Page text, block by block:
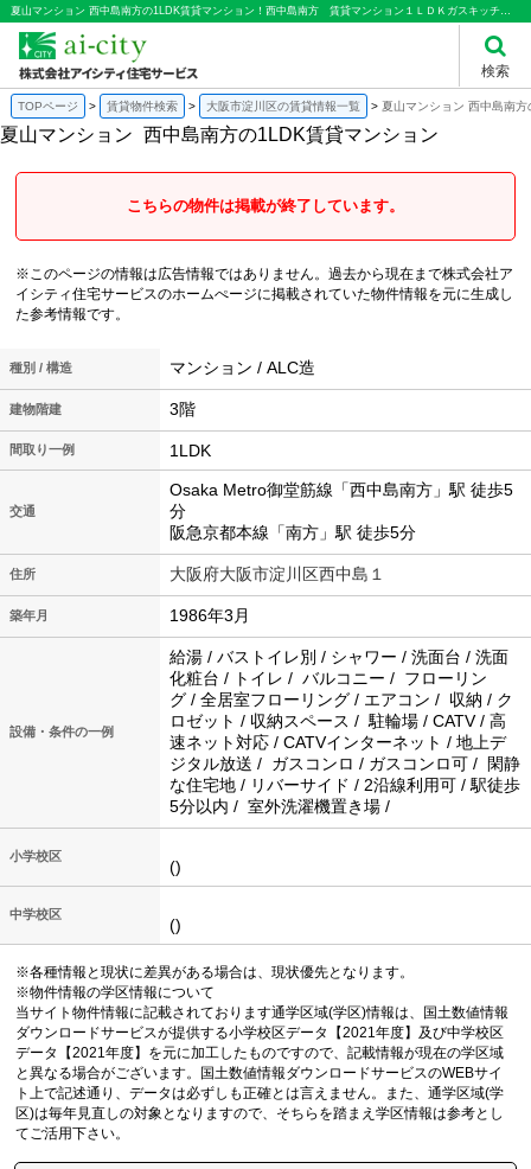
検索
夏山マンション 西中島南方の1LDK賃貸マンション！西中島南方 賃貸マンション１ＬＤＫガスキッチン 独立洗面台エアコン完備１階オーナー宅｜株式会社アイシティ住宅サービス
TOPページ 賃貸物件検索 大阪市淀川区の賃貸情報一覧 夏山マンション 西中島南
夏山マンション 西中島南方の1LDK賃貸マンション
こちらの物件は掲載が終了しています。
※このページの情報は広告情報ではありません。過去から現在まで株式会社ア
イシティ住宅サービスのホームぺージに掲載されていた物件情報を元に生成し
た参考情報です。
種別 / 構造 マンション / ALC造
建物階建 3階
間取り一例 1LDK
交通
Osaka Metro御堂筋線「西中島南方」駅 徒歩5
分
阪急京都本線「南方」駅 徒歩5分
住所 大阪府大阪市淀川区西中島１
築年月 1986年3月
設備・条件の一例
給湯 / バストイレ別 / シャワー / 洗面台 / 洗面
化粧台 / トイレ / バルコニー / フローリン
グ / 全居室フローリング / エアコン / 収納 / ク
ロゼット / 収納スペース / 駐輪場 / CATV / 高
速ネット対応 / CATVインターネット / 地上デ
ジタル放送 / ガスコンロ / ガスコンロ可 / 閑静
な住宅地 / リバーサイド / 2沿線利用可 / 駅徒歩
5分以内 / 室外洗濯機置き場 /
小学校区
()
中学校区
()
※各種情報と現状に差異がある場合は、現状優先となります。
※物件情報の学区情報について
当サイト物件情報に記載されております通学区域(学区)情報は、国土数値情報
ダウンロードサービスが提供する小学校区データ【2021年度】及び中学校区
データ【2021年度】を元に加工したものですので、記載情報が現在の学区域
と異なる場合がございます。国土数値情報ダウンロードサービスのWEBサイ
ト上で記述通り、データは必ずしも正確とは言えません。また、通学区域(学
区)は毎年見直しの対象となりますので、そちらを踏まえ学区情報は参考とし
てご活用下さい。